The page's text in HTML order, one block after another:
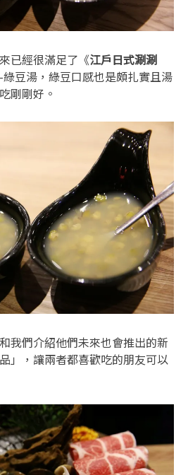
已經很滿足了《江戶日式涮涮
豆湯，綠豆口感也是頗扎實且湯
剛剛好。
我們介紹他們未來也會推出的新
」，讓兩者都喜歡吃的朋友可以